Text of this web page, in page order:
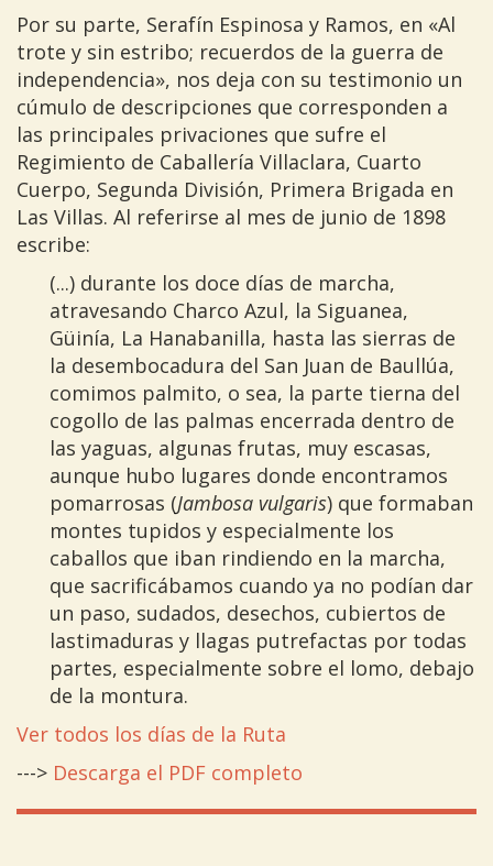
Por su parte, Serafín Espinosa y Ramos, en «Al
trote y sin estribo; recuerdos de la guerra de
independencia», nos deja con su testimonio un
cúmulo de descripciones que corresponden a
las principales privaciones que sufre el
Regimiento de Caballería Villaclara, Cuarto
Cuerpo, Segunda División, Primera Brigada en
Las Villas. Al referirse al mes de junio de 1898
escribe:
(...) durante los doce días de marcha,
atravesando Charco Azul, la Siguanea,
Güinía, La Hanabanilla, hasta las sierras de
la desembocadura del San Juan de Baullúa,
comimos palmito, o sea, la parte tierna del
cogollo de las palmas encerrada dentro de
las yaguas, algunas frutas, muy escasas,
aunque hubo lugares donde encontramos
pomarrosas (Jambosa vulgaris) que formaban
montes tupidos y especialmente los
caballos que iban rindiendo en la marcha,
que sacrificábamos cuando ya no podían dar
un paso, sudados, desechos, cubiertos de
lastimaduras y llagas putrefactas por todas
partes, especialmente sobre el lomo, debajo
de la montura.
Ver todos los días de la Ruta
---> Descarga el PDF completo